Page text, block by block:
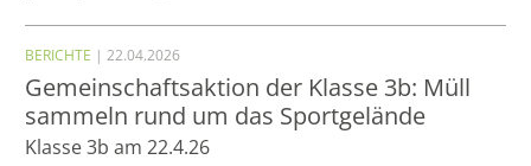
BERICHTE | 22.04.2026
Gemeinschaftsaktion der Klasse 3b: Müll
sammeln rund um das Sportgelände
Klasse 3b am 22.4.26